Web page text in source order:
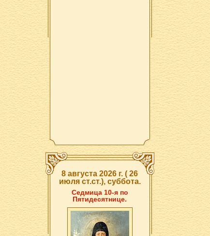
8 августа 2026 г. ( 26
июля ст.ст.), суббота.
Седмица 10-я по
Пятидесятнице.